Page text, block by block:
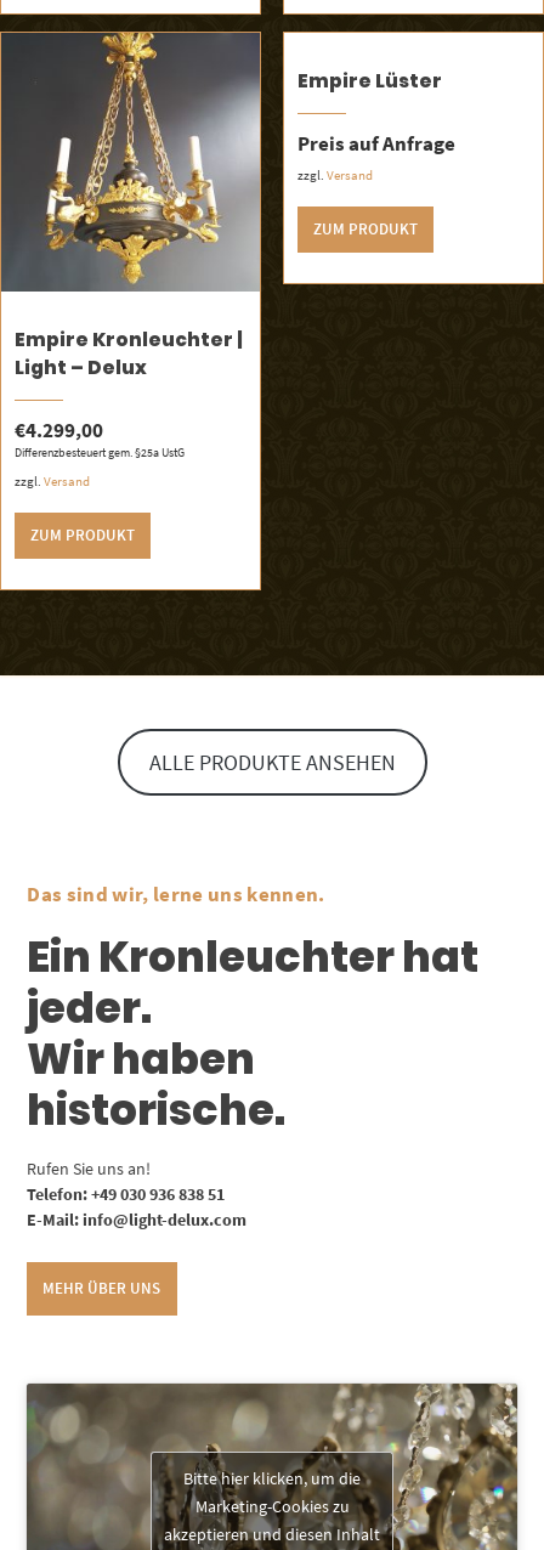
Empire Kronleuchter |
Light – Delux
€4.299,00
Differenzbesteuert gem. §25a UstG
zzgl. Versand
ZUM PRODUKT
Empire Lüster
Preis auf Anfrage
zzgl. Versand
ZUM PRODUKT
ALLE PRODUKTE ANSEHEN
Das sind wir, lerne uns kennen.
Ein Kronleuchter hat
jeder.
Wir haben
historische.
Rufen Sie uns an!
Telefon: +49 030 936 838 51
E-Mail: info@light-delux.com
MEHR ÜBER UNS
Bitte hier klicken, um die
Marketing-Cookies zu
akzeptieren und diesen Inhalt